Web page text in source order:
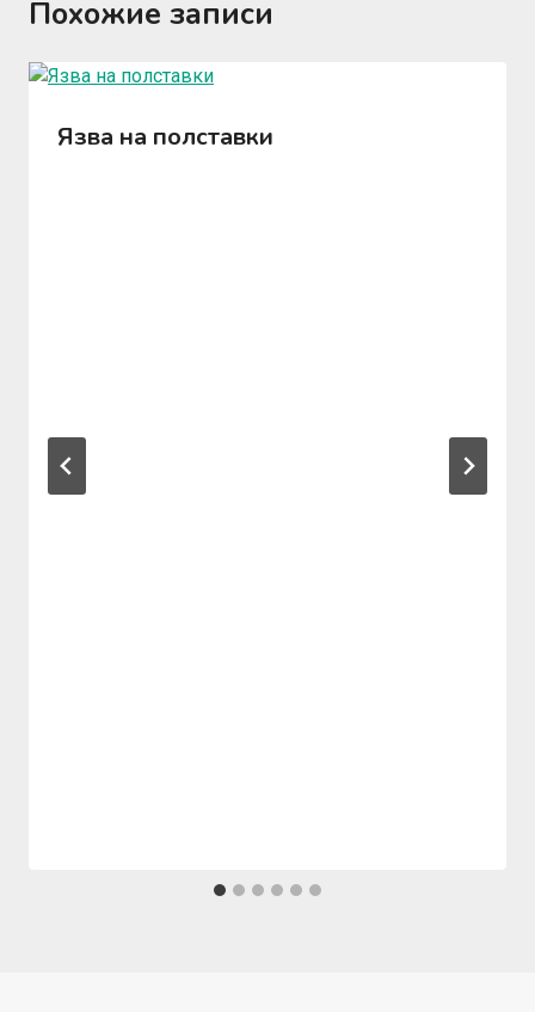
Похожие записи
Язва на полставки